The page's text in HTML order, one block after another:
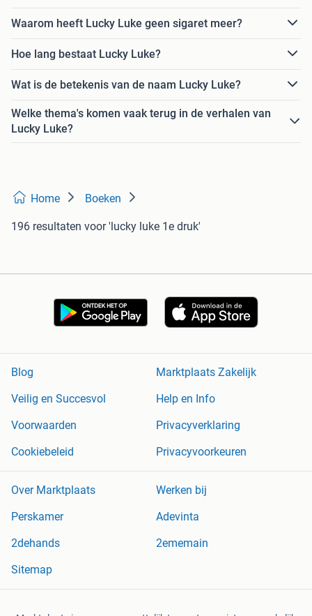
Waarom heeft Lucky Luke geen sigaret meer?
Hoe lang bestaat Lucky Luke?
Wat is de betekenis van de naam Lucky Luke?
Welke thema's komen vaak terug in de verhalen van
Lucky Luke?
Home Boeken
196 resultaten voor 'lucky luke 1e druk'
Blog
Marktplaats Zakelijk
Veilig en Succesvol
Help en Info
Voorwaarden
Privacyverklaring
Cookiebeleid
Privacyvoorkeuren
Over Marktplaats
Werken bij
Perskamer
Adevinta
2dehands
2ememain
Sitemap